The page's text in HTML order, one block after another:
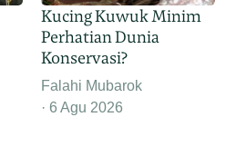
Kucing Kuwuk Minim
Perhatian Dunia
Konservasi?
Falahi Mubarok
6 Agu 2026